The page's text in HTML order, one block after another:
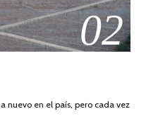
02
nuevo en el país, pero cada vez